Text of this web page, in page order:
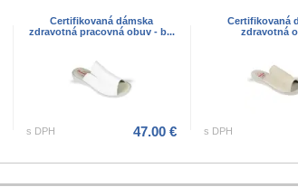
Certifikovaná dámska
zdravotná pracovná obuv - b...
s DPH 47.00 €
Certifikovaná
zdravotná
s DPH